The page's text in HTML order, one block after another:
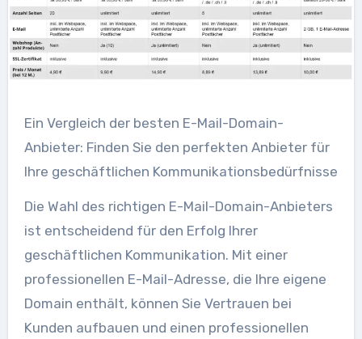
Ein Vergleich der besten E-Mail-Domain-
Anbieter: Finden Sie den perfekten Anbieter für
Ihre geschäftlichen Kommunikationsbedürfnisse
Die Wahl des richtigen E-Mail-Domain-Anbieters
ist entscheidend für den Erfolg Ihrer
geschäftlichen Kommunikation. Mit einer
professionellen E-Mail-Adresse, die Ihre eigene
Domain enthält, können Sie Vertrauen bei
Kunden aufbauen und einen professionellen